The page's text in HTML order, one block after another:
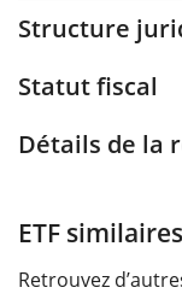
Structure
Statut fiscal
Détails de la
ETF similaires
Retrouvez